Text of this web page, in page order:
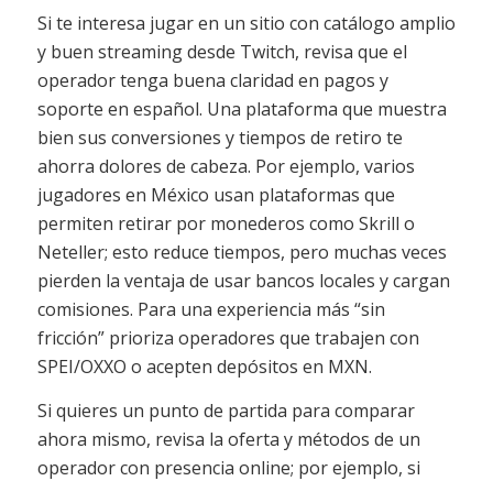
Si te interesa jugar en un sitio con catálogo amplio
y buen streaming desde Twitch, revisa que el
operador tenga buena claridad en pagos y
soporte en español. Una plataforma que muestra
bien sus conversiones y tiempos de retiro te
ahorra dolores de cabeza. Por ejemplo, varios
jugadores en México usan plataformas que
permiten retirar por monederos como Skrill o
Neteller; esto reduce tiempos, pero muchas veces
pierden la ventaja de usar bancos locales y cargan
comisiones. Para una experiencia más “sin
fricción” prioriza operadores que trabajen con
SPEI/OXXO o acepten depósitos en MXN.
Si quieres un punto de partida para comparar
ahora mismo, revisa la oferta y métodos de un
operador con presencia online; por ejemplo, si